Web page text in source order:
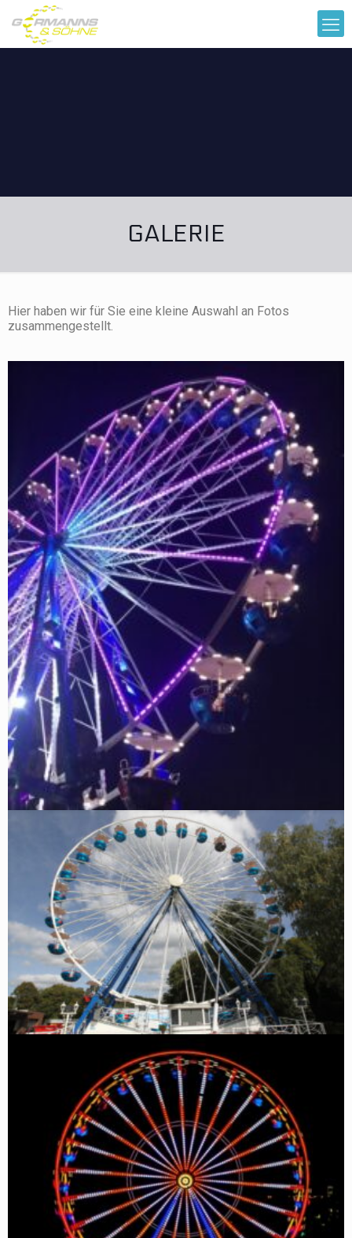
GALERIE
Hier haben wir für Sie eine kleine Auswahl an Fotos
zusammengestellt.